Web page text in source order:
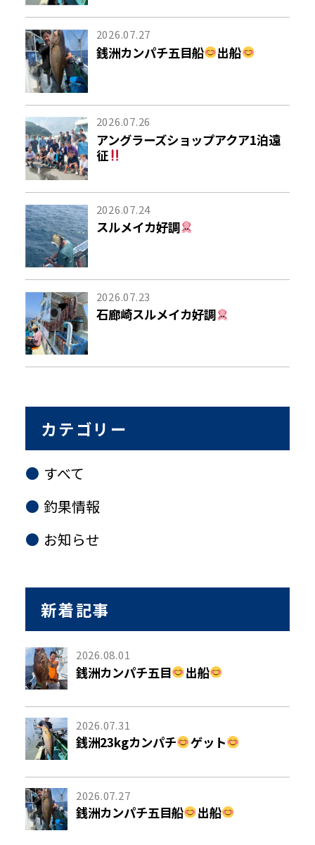
2026.07.27
銭洲カンパチ五目船 出船
2026.07.26
アングラーズショップアクア1泊遠
征
2026.07.24
スルメイカ好調
2026.07.23
石廊崎スルメイカ好調
カテゴリー
すべて
釣果情報
お知らせ
新着記事
2026.08.01
銭洲カンパチ五目 出船
2026.07.31
銭洲23kgカンパチ ゲット
2026.07.27
銭洲カンパチ五目船 出船